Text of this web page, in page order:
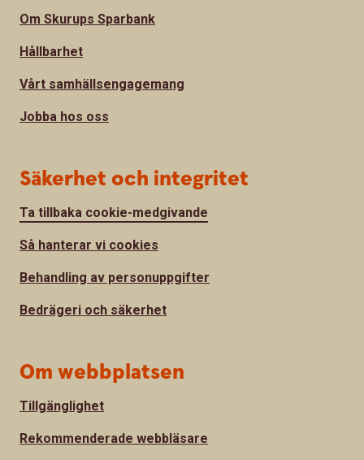
Om Skurups Sparbank
Hållbarhet
Vårt samhällsengagemang
Jobba hos oss
Säkerhet och integritet
Ta tillbaka cookie-medgivande
Så hanterar vi cookies
Behandling av personuppgifter
Bedrägeri och säkerhet
Om webbplatsen
Tillgänglighet
Rekommenderade webbläsare